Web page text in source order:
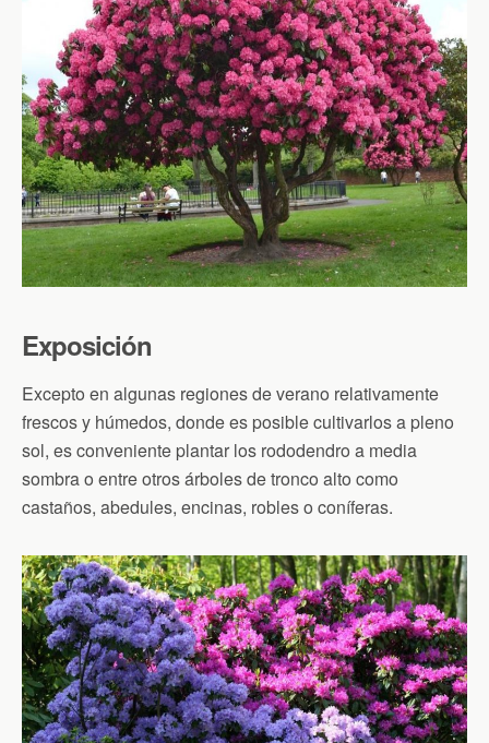
Exposición
Excepto en algunas regiones de verano relativamente
frescos y húmedos, donde es posible cultivarlos a pleno
sol, es conveniente plantar los rododendro a media
sombra o entre otros árboles de tronco alto como
castaños, abedules, encinas, robles o coníferas.